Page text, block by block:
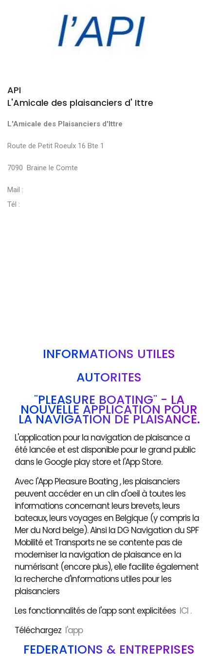
API
L'Amicale des plaisanciers d' Ittre
L'Amicale des Plaisanciers d'Ittre
Route de Petit Roeulx 16 Bte 1
7090 Braine le Comte
Mail :
Tél :
INFORMATIONS UTILES
AUTORITÉS
"PLEASURE BOATING" - LA
NOUVELLE APPLICATION POUR
LA NAVIGATION DE PLAISANCE.
L'application pour la navigation de plaisance a
été lancée et est disponible pour le grand public
dans le Google play store et l'App Store.
Avec l'App Pleasure Boating , les plaisanciers
peuvent accéder en un clin d'oeil à toutes les
informations concernant leurs brevets, leurs
bateaux, leurs voyages en Belgique (y compris la
Mer du Nord belge). Ainsi la DG Navigation du SPF
Mobilité et Transports ne se contente pas de
moderniser la navigation de plaisance en la
numérisant (encore plus), elle facilite également
la recherche d'informations utiles pour les
plaisanciers
Les fonctionnalités de l'app sont explicitées ICI .
Téléchargez l'app
FÉDÉRATIONS & ENTREPRISES